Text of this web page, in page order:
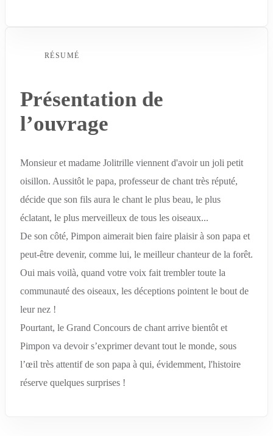
RÉSUMÉ
Présentation de
l’ouvrage
Monsieur et madame Jolitrille viennent d'avoir un joli petit
oisillon. Aussitôt le papa, professeur de chant très réputé,
décide que son fils aura le chant le plus beau, le plus
éclatant, le plus merveilleux de tous les oiseaux...
De son côté, Pimpon aimerait bien faire plaisir à son papa et
peut-être devenir, comme lui, le meilleur chanteur de la forêt.
Oui mais voilà, quand votre voix fait trembler toute la
communauté des oiseaux, les déceptions pointent le bout de
leur nez !
Pourtant, le Grand Concours de chant arrive bientôt et
Pimpon va devoir s’exprimer devant tout le monde, sous
l’œil très attentif de son papa à qui, évidemment, l'histoire
réserve quelques surprises !